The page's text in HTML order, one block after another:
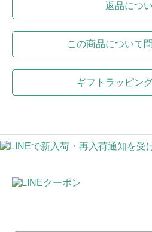
返品につ
この商品について
ギフトラッピン